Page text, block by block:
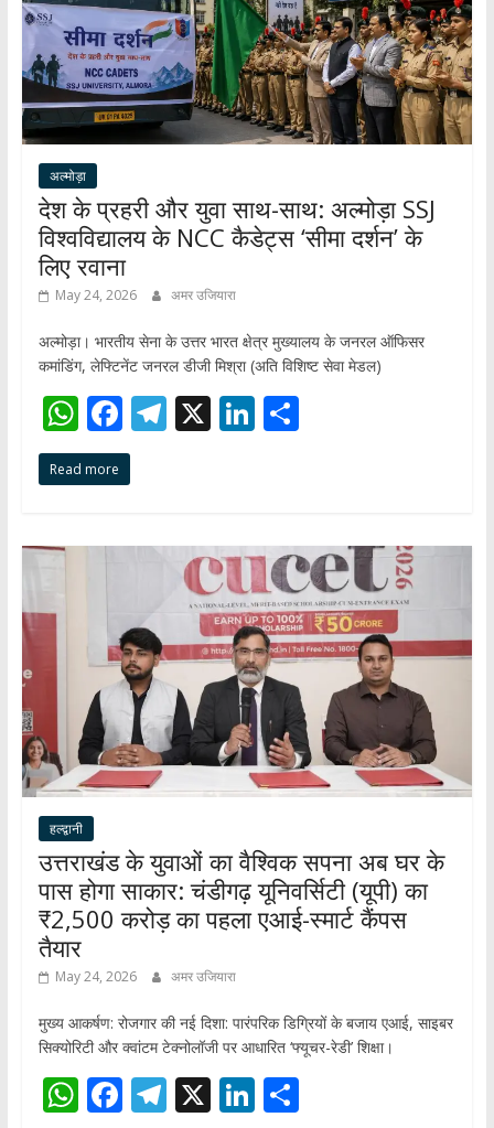
अल्मोड़ा
देश के प्रहरी और युवा साथ-साथ: अल्मोड़ा SSJ
विश्वविद्यालय के NCC कैडेट्स ‘सीमा दर्शन’ के
लिए रवाना
May 24, 2026 अमर उजियारा
अल्मोड़ा। भारतीय सेना के उत्तर भारत क्षेत्र मुख्यालय के जनरल ऑफिसर
कमांडिंग, लेफ्टिनेंट जनरल डीजी मिश्रा (अति विशिष्ट सेवा मेडल)
W
h
at
A
F
ac
e
o
k
T
a
m
X Li
dI
n
S
Read more
हल्द्वानी
उत्तराखंड के युवाओं का वैश्विक सपना अब घर के
पास होगा साकार: चंडीगढ़ यूनिवर्सिटी (यूपी) का
₹2,500 करोड़ का पहला एआई-स्मार्ट कैंपस
तैयार
May 24, 2026 अमर उजियारा
मुख्य आकर्षण: ​रोजगार की नई दिशा: पारंपरिक डिग्रियों के बजाय एआई, साइबर
सिक्योरिटी और क्वांटम टेक्नोलॉजी पर आधारित ‘फ्यूचर-रेडी’ शिक्षा।
W F T X Li S